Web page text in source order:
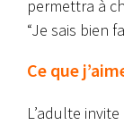
permettra à
“Je sais bien
Ce que
L’adulte